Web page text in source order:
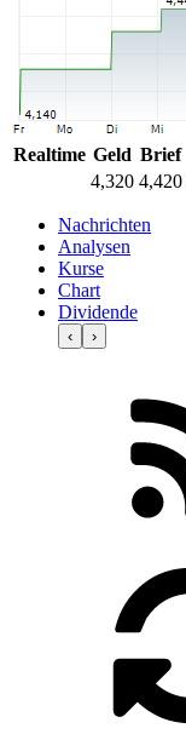
Realtime Geld Brief
4,320 4,420
Nachrichten
Analysen
Kurse
Chart
Dividende
‹ ›